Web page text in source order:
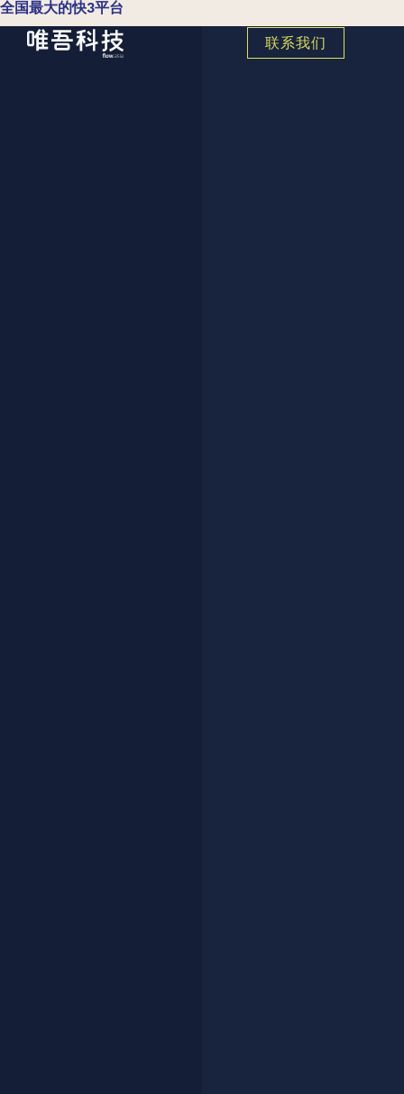
全国最大的快3平台
联系我们